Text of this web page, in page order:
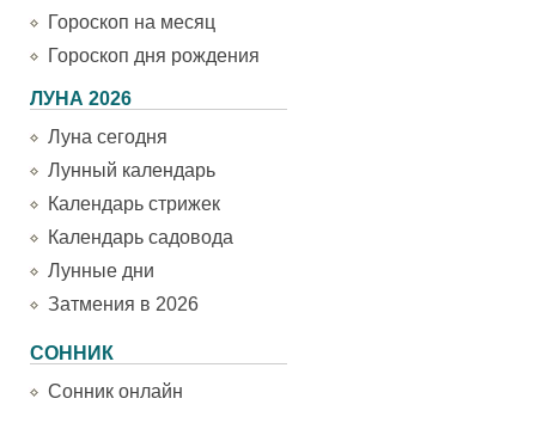
Гороскоп на месяц
Гороскоп дня рождения
ЛУНА 2026
Луна сегодня
Лунный календарь
Календарь стрижек
Календарь садовода
Лунные дни
Затмения в 2026
СОННИК
Сонник онлайн